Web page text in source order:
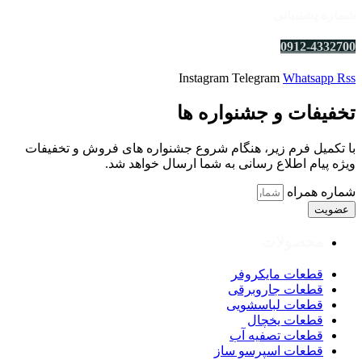
0912-4332700
Instagram Telegram Whatsapp Rss
تخفیفات و جشنواره ها
با تکمیل فرم زیر، هنگام شروع جشنواره های فروش و تخفیفات
ویژه پیام اطلاع رسانی به شما ارسال خواهد شد.
شماره همراه
عضویت
قطعات مایکروفر
قطعات جاروبرقی
قطعات لباسشویی
قطعات یخچال
قطعات تصفیه آب
قطعات اسپرسو ساز